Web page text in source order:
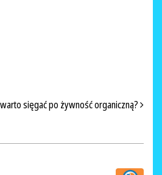
sięgać po żywność organiczną?